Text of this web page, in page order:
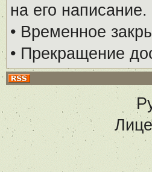
на его
• Временное
• Прекращение